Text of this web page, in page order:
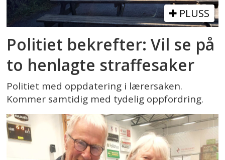
PLUSS
Politiet bekrefter: Vil se på
to henlagte straffesaker
Politiet med oppdatering i lærersaken.
Kommer samtidig med tydelig oppfordring.